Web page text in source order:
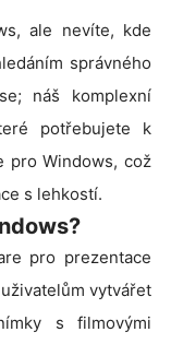
ale nevíte, kde
správného
náš komplexní
potřebujete k
pro Windows, což
s lehkostí.
pro prezentace
vytvářet
s filmovými